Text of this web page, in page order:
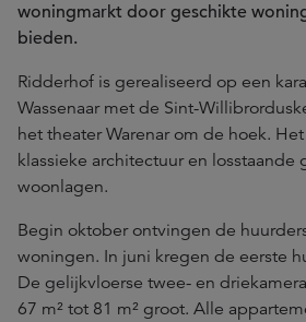
woningmarkt door geschikte
bieden.
Ridderhof is gerealiseerd op een
Wassenaar met de Sint-
het theater Warenar om de hoek.
klassieke architectuur en
woonlagen.
Begin oktober ontvingen de
woningen. In juni kregen de eerste
De gelijkvloerse twee- en
67 m² tot 81 m² groot. Alle